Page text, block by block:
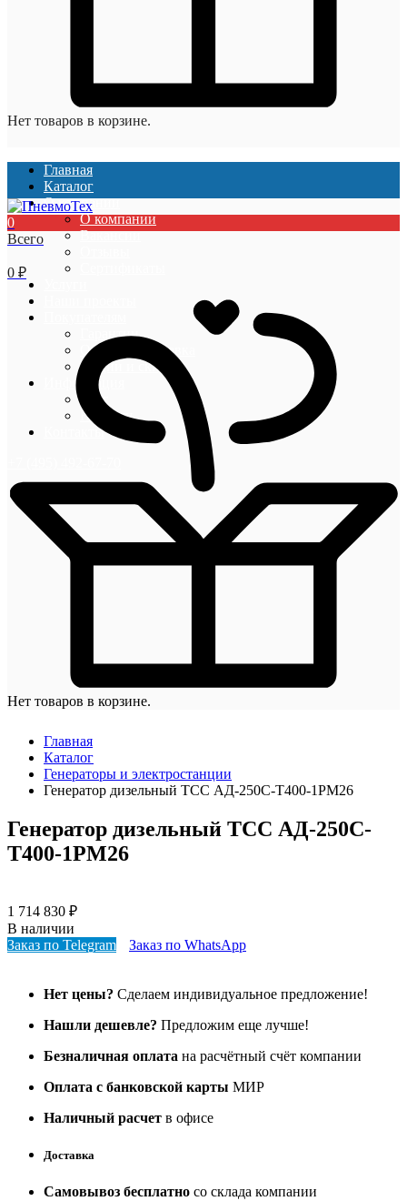
Нет товаров в корзине.
Главная
Каталог
О компании
О компании
Вакансии
Гарантии
Оплата и доставка
Акции и скидки
Информация
Блог
Новости
Контакты
0
Всего
0 ₽
Нет товаров в корзине.
Главная
Каталог
Генераторы и электростанции
Генератор дизельный ТСС АД-250С-Т400-1РМ26
Генератор дизельный ТСС АД-250С-
Т400-1РМ26
1 714 830 ₽
В наличии
Заказ по Telegram
Заказ по WhatsApp
Нет цены? Сделаем индивидуальное предложение!
Нашли дешевле? Предложим еще лучше!
Безналичная оплата на расчётный счёт компании
Оплата с банковской карты МИР
Наличный расчет в офисе
Доставка
Самовывоз бесплатно со склада компании